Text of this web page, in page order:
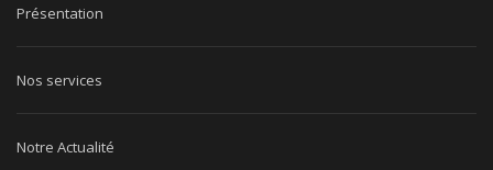
Présentation
Nos services
Notre Actualité